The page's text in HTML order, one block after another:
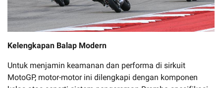
Kelengkapan Balap Modern
Untuk menjamin keamanan dan performa di sirkuit
MotoGP, motor-motor ini dilengkapi dengan komponen